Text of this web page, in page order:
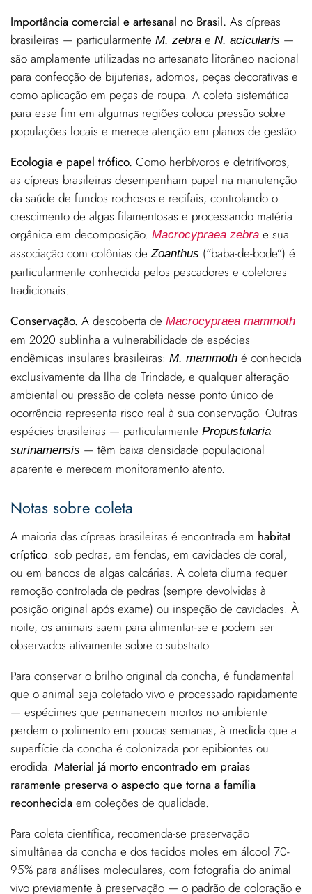
Importância comercial e artesanal no Brasil. As cípreas
brasileiras — particularmente M. zebra e N. acicularis —
são amplamente utilizadas no artesanato litorâneo nacional
para confecção de bijuterias, adornos, peças decorativas e
como aplicação em peças de roupa. A coleta sistemática
para esse fim em algumas regiões coloca pressão sobre
populações locais e merece atenção em planos de gestão.
Ecologia e papel trófico. Como herbívoros e detritívoros,
as cípreas brasileiras desempenham papel na manutenção
da saúde de fundos rochosos e recifais, controlando o
crescimento de algas filamentosas e processando matéria
orgânica em decomposição. Macrocypraea zebra e sua
associação com colônias deZoanthus (“baba-de-bode”) é
particularmente conhecida pelos pescadores e coletores
tradicionais.
Conservação. A descoberta de Macrocypraea mammoth
em 2020 sublinha a vulnerabilidade de espécies
endêmicas insulares brasileiras: M. mammoth é conhecida
exclusivamente da Ilha de Trindade, e qualquer alteração
ambiental ou pressão de coleta nesse ponto único de
ocorrência representa risco real à sua conservação. Outras
espécies brasileiras — particularmente Propustularia
surinamensis — têm baixa densidade populacional
aparente e merecem monitoramento atento.
Notas sobre coleta
A maioria das cípreas brasileiras é encontrada em habitat
críptico: sob pedras, em fendas, em cavidades de coral,
ou em bancos de algas calcárias. A coleta diurna requer
remoção controlada de pedras (sempre devolvidas à
posição original após exame) ou inspeção de cavidades. À
noite, os animais saem para alimentar-se e podem ser
observados ativamente sobre o substrato.
Para conservar o brilho original da concha, é fundamental
que o animal seja coletado vivo e processado rapidamente
— espécimes que permanecem mortos no ambiente
perdem o polimento em poucas semanas, à medida que a
superfície da concha é colonizada por epibiontes ou
erodida. Material já morto encontrado em praias
raramente preserva o aspecto que torna a família
reconhecida em coleções de qualidade.
Para coleta científica, recomenda-se preservação
simultânea da concha e dos tecidos moles em álcool 70-
95% para análises moleculares, com fotografia do animal
vivo previamente à preservação — o padrão de coloração e